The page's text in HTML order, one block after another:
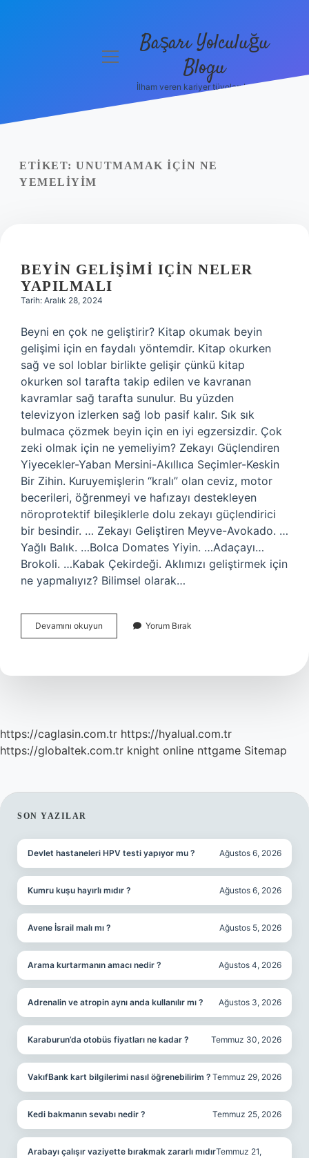
Yasal Uyarı
menüyüBaşarı Yolculuğu
Blogu
İlham veren kariyer tüyoları burada!
ETIKET: UNUTMAMAK IÇIN NE
YEMELIYIM
BEYIN GELIŞIMI IÇIN NELER
YAPILMALI
Tarih: Aralık 28, 2024
Beyni en çok ne geliştirir? Kitap okumak beyin
gelişimi için en faydalı yöntemdir. Kitap okurken
sağ ve sol loblar birlikte gelişir çünkü kitap
okurken sol tarafta takip edilen ve kavranan
kavramlar sağ tarafta sunulur. Bu yüzden
televizyon izlerken sağ lob pasif kalır. Sık sık
bulmaca çözmek beyin için en iyi egzersizdir. Çok
zeki olmak için ne yemeliyim? Zekayı Güçlendiren
Yiyecekler-Yaban Mersini-Akıllıca Seçimler-Keskin
Bir Zihin. Kuruyemişlerin “kralı” olan ceviz, motor
becerileri, öğrenmeyi ve hafızayı destekleyen
nöroprotektif bileşiklerle dolu zekayı güçlendirici
bir besindir. … Zekayı Geliştiren Meyve-Avokado. …
Yağlı Balık. …Bolca Domates Yiyin. …Adaçayı…
Brokoli. …Kabak Çekirdeği. Aklımızı geliştirmek için
ne yapmalıyız? Bilimsel olarak…
Devamını okuyun
Gelişimi
Yapılmalı
Yorum Bırak
https://caglasin.com.tr https://hyalual.com.tr
https://globaltek.com.tr knight online nttgame Sitemap
SIDEBAR
SON YAZILAR
Devlet hastaneleri HPV testi yapıyor mu ? Ağustos 6, 2026
Kumru kuşu hayırlı mıdır ? Ağustos 6, 2026
Avene İsrail malı mı ? Ağustos 5, 2026
Arama kurtarmanın amacı nedir ? Ağustos 4, 2026
Adrenalin ve atropin aynı anda kullanılır mı ? Ağustos 3, 2026
Karaburun’da otobüs fiyatları ne kadar ? Temmuz 30, 2026
VakıfBank kart bilgilerimi nasıl öğrenebilirim ? Temmuz 29, 2026
Kedi bakmanın sevabı nedir ? Temmuz 25, 2026
Arabayı çalışır vaziyette bırakmak zararlı mıdırTemmuz 21,